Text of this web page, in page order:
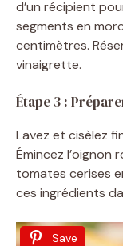
d’un récipient
segments en
centimètres.
vinaigrette.
Étape 3 :
Lavez et cisèlez
Émincez l’oignon
tomates cerises
ces ingrédients
Save